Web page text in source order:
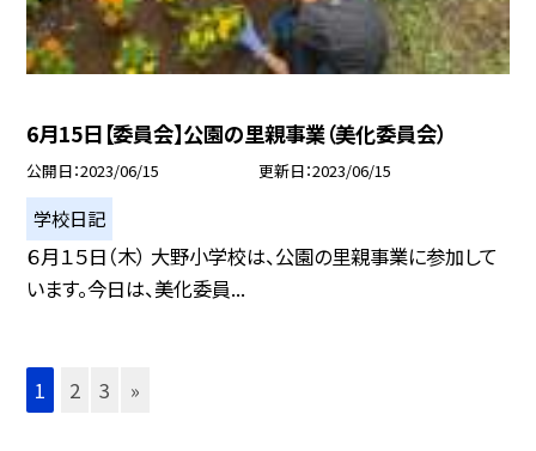
6月15日【委員会】公園の里親事業（美化委員会）
公開日 2023/06/15 更新日 2023/06/15
学校日記
６月１５日（木） 大野小学校は、公園の里親事業に参加して
います。今日は、美化委員...
1 2 3 »